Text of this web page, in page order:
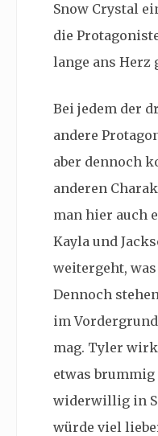
Snow Crystal
die
lange ans Herz
Bei jedem der
andere
aber dennoch
anderen
man hier auch
Kayla und
weitergeht,
Dennoch
im
mag. Tyler
etwas
widerwillig in
würde viel